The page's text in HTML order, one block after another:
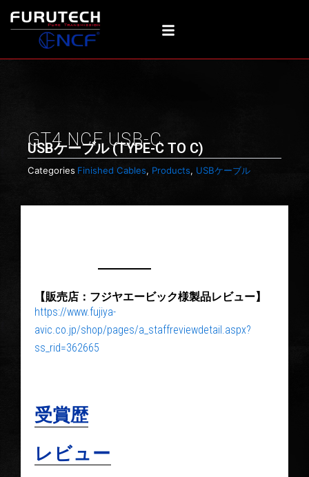
ス
GT4 NCF USB-C
USBケーブル (TYPE-C TO C)
Categories Finished Cables, Products, USBケーブル
【販売店：フジヤエービック様製品レビュー】
https://www.fujiya-
avic.co.jp/shop/pages/a_staffreviewdetail.aspx?
ss_rid=362665
受賞歴
レビュー